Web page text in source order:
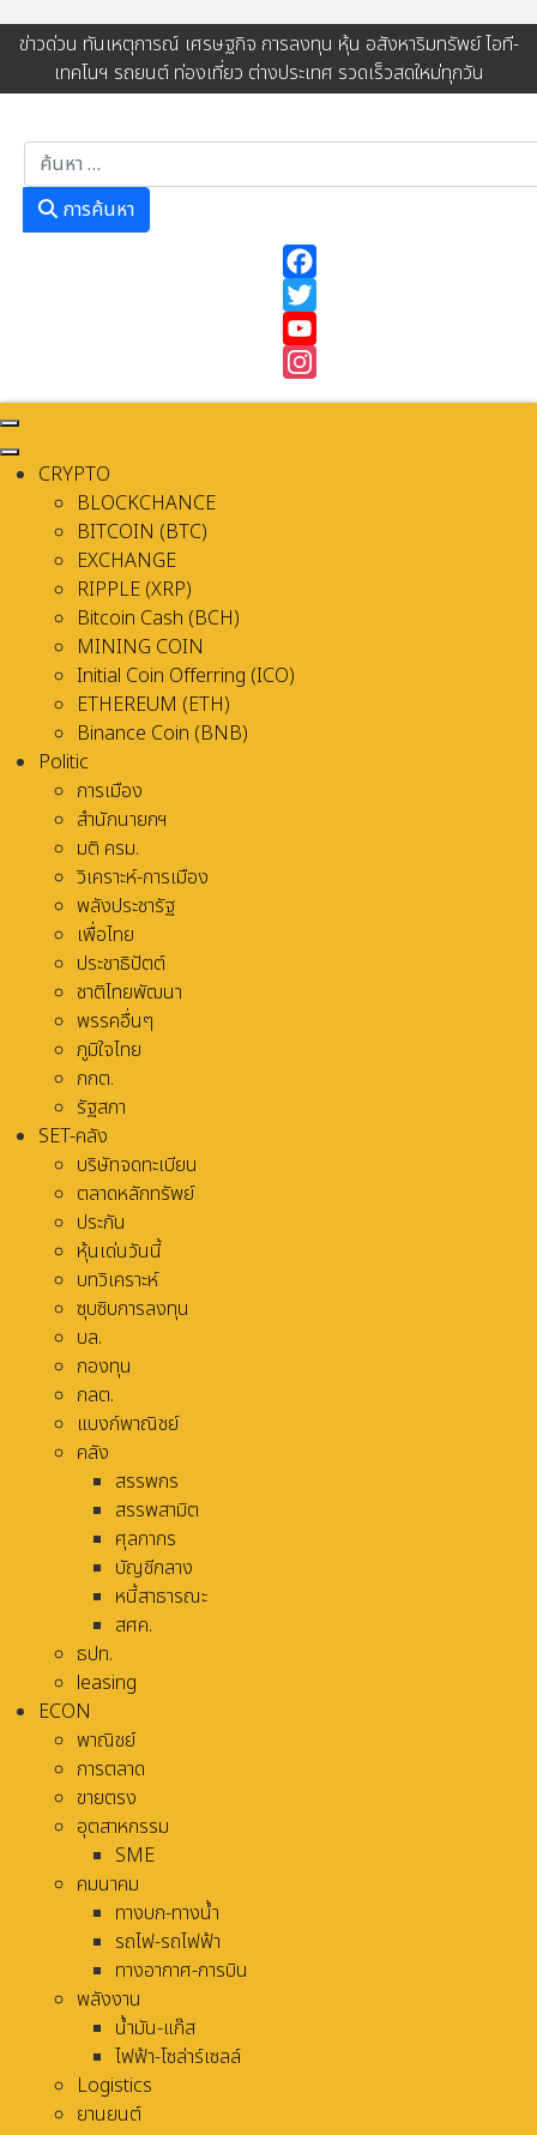
ข่าวด่วน ทันเหตุการณ์ เศรษฐกิจ การลงทุน หุ้น อสังหาริมทรัพย์ ไอที-
เทคโนฯ รถยนต์ ท่องเที่ยว ต่างประเทศ รวดเร็วสดใหม่ทุกวัน
การค้นหา
Instagram
CRYPTO
BLOCKCHANCE
BITCOIN (BTC)
EXCHANGE
RIPPLE (XRP)
Bitcoin Cash (BCH)
MINING COIN
Initial Coin Offerring (ICO)
ETHEREUM (ETH)
Binance Coin (BNB)
Politic
การเมือง
สำนักนายกฯ
มติ ครม.
วิเคราะห์-การเมือง
พลังประชารัฐ
เพื่อไทย
ประชาธิปัตต์
ชาติไทยพัฒนา
พรรคอื่นๆ
ภูมิใจไทย
กกต.
รัฐสภา
SET-คลัง
บริษัทจดทะเบียน
ตลาดหลักทรัพย์
ประกัน
หุ้นเด่นวันนี้
บทวิเคราะห์
ซุบซิบการลงทุน
บล.
กองทุน
กลต.
แบงก์พาณิชย์
คลัง
สรรพกร
สรรพสามิต
ศุลกากร
บัญชีกลาง
หนี้สาธารณะ
สศค.
ธปท.
leasing
ECON
พาณิชย์
การตลาด
ขายตรง
อุตสาหกรรม
SME
คมนาคม
ทางบก-ทางน้ำ
รถไฟ-รถไฟฟ้า
ทางอากาศ-การบิน
พลังงาน
น้ำมัน-แก๊ส
ไฟฟ้า-โซล่าร์เซลล์
Logistics
ยานยนต์